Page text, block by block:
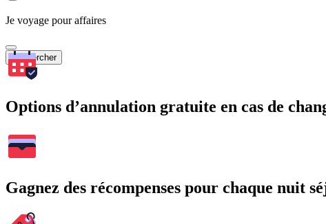
Je voyage pour affaires
Rechercher
Options d’annulation gratuite en cas de
Gagnez des récompenses pour chaque nuit